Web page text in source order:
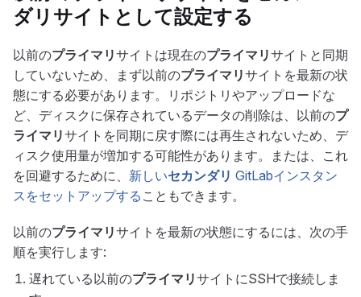
ダリ サイトとして設定する
以前のプライマリサイトは現在のプライマリサイトと同期
していないため、まず以前のプライマリサイトを最新の状
態にする必要があります。リポジトリやアップロードな
ど、ディスクに保存されているデータの削除は、以前のプ
ライマリサイトを同期に戻す際には再生されないため、デ
ィスク使用量が増加する可能性があります。または、これ
を回避するために、 新しいセカンダリ GitLabインスタン
スをセットアップする こともできます。
以前のプライマリサイトを最新の状態にするには、次の手
順を実行します:
遅れている以前のプライマリサイトにSSHで接続しま